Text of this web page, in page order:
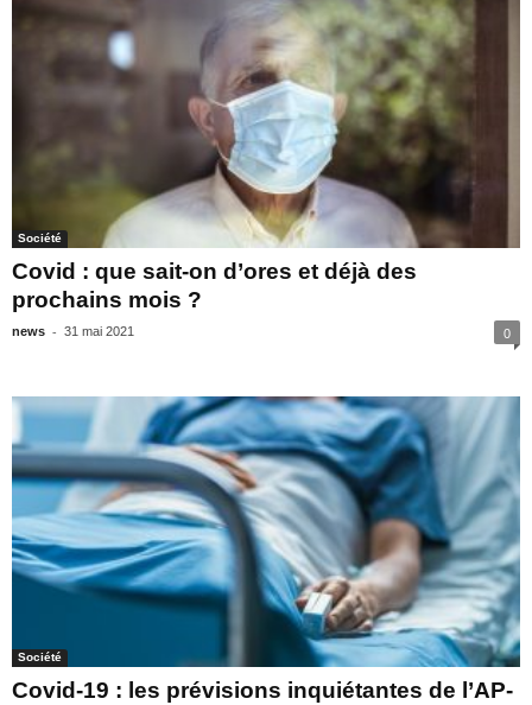
Société
Covid : que sait-on d’ores et déjà des
prochains mois ?
news - 31 mai 2021 0
Société
Covid-19 : les prévisions inquiétantes de l’AP-